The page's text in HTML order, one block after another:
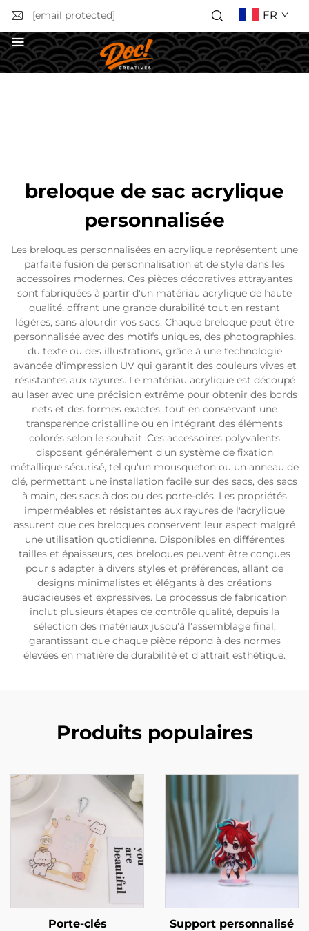
[email protected] FR
breloque de sac acrylique
personnalisée
Les breloques personnalisées en acrylique représentent une
parfaite fusion de personnalisation et de style dans les
accessoires modernes. Ces pièces décoratives attrayantes
sont fabriquées à partir d'un matériau acrylique de haute
qualité, offrant une grande durabilité tout en restant
légères, sans alourdir vos sacs. Chaque breloque peut être
personnalisée avec des motifs uniques, des photographies,
du texte ou des illustrations, grâce à une technologie
avancée d'impression UV qui garantit des couleurs vives et
résistantes aux rayures. Le matériau acrylique est découpé
au laser avec une précision extrême pour obtenir des bords
nets et des formes exactes, tout en conservant une
transparence cristalline ou en intégrant des éléments
colorés selon le souhait. Ces accessoires polyvalents
disposent généralement d'un système de fixation
métallique sécurisé, tel qu'un mousqueton ou un anneau de
clé, permettant une installation facile sur des sacs, des sacs
à main, des sacs à dos ou des porte-clés. Les propriétés
imperméables et résistantes aux rayures de l'acrylique
assurent que ces breloques conservent leur aspect malgré
une utilisation quotidienne. Disponibles en différentes
tailles et épaisseurs, ces breloques peuvent être conçues
pour s'adapter à divers styles et préférences, allant de
designs minimalistes et élégants à des créations
audacieuses et expressives. Le processus de fabrication
inclut plusieurs étapes de contrôle qualité, depuis la
sélection des matériaux jusqu'à l'assemblage final,
garantissant que chaque pièce répond à des normes
élevées en matière de durabilité et d'attrait esthétique.
Produits populaires
Porte-clés
Support personnalisé